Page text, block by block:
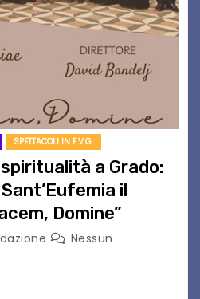
SPETTACOLI IN F.V.G.
a Grado:
il
Domine”
Nessun